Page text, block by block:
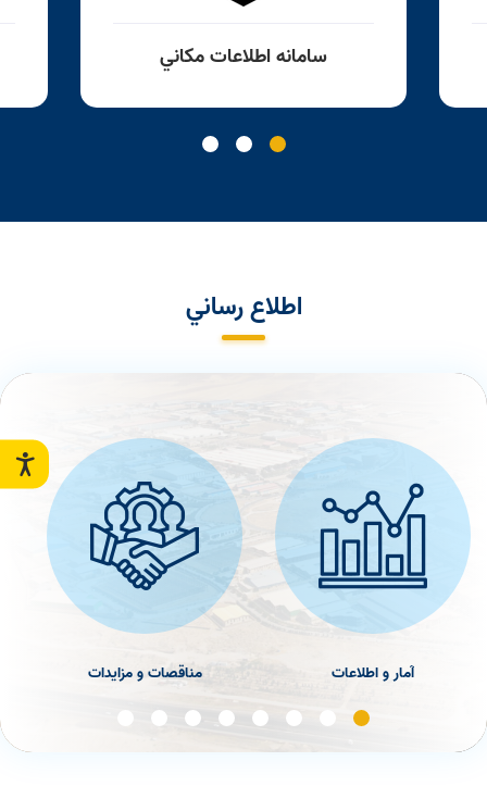
سامانه اطلاعات مكاني
اطلاع رساني
آمار و اطلاعات مناقصات و مزایدات